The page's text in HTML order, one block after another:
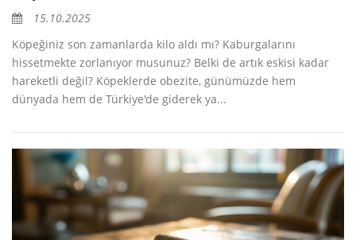
15.10.2025
Köpeğiniz son zamanlarda kilo aldı mı? Kaburgalarını
hissetmekte zorlanıyor musunuz? Belki de artık eskisi kadar
hareketli değil? Köpeklerde obezite, günümüzde hem
dünyada hem de Türkiye'de giderek ya...